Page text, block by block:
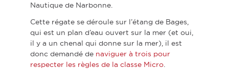
Nautique de Narbonne.
Cette régate se déroule sur l’étang de Bages,
qui est un plan d’eau ouvert sur la mer (et oui,
il y a un chenal qui donne sur la mer), il est
donc demandé de naviguer à trois pour
respecter les règles de la classe Micro.